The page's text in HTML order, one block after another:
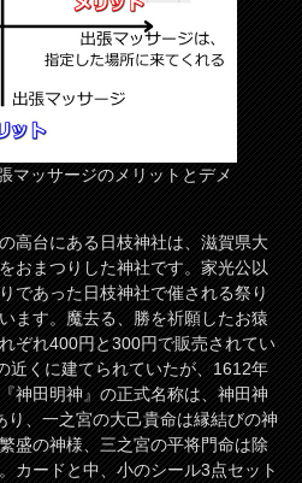
マッサージのメリットとデメ
高台にある日枝神社は、滋賀県大
おまつりした神社です。家光公以
であった日枝神社で催される祭り
ます。魔去る、勝を祈願したお猿
ぞれ400円と300円で販売されてい
近くに建てられていたが、1612年
神田明神』の正式名称は、神田神
り、一之宮の大己貴命は縁結びの神
盛の神様、三之宮の平将門命は除
カードと中、小のシール3点セット